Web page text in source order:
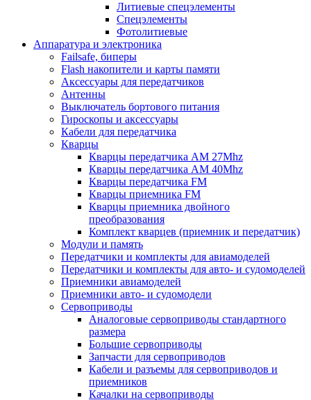
Литиевые спецэлементы
Спецэлементы
Фотолитиевые
Аппаратура и электроника
Failsafe, биперы
Flash накопители и карты памяти
Аксессуары для передатчиков
Антенны
Выключатель бортового питания
Гироскопы и аксессуары
Кабели для передатчика
Кварцы
Кварцы передатчика AM 27Mhz
Кварцы передатчика AM 40Mhz
Кварцы передатчика FM
Кварцы приемника FM
Кварцы приемника двойного
преобразования
Комплект кварцев (приемник и передатчик)
Модули и память
Передатчики и комплекты для авиамоделей
Передатчики и комплекты для авто- и судомоделей
Приемники авиамоделей
Приемники авто- и судомодели
Сервоприводы
Аналоговые сервоприводы стандартного
размера
Большие сервоприводы
Запчасти для сервоприводов
Кабели и разъемы для сервоприводов и
приемников
Качалки на сервоприводы